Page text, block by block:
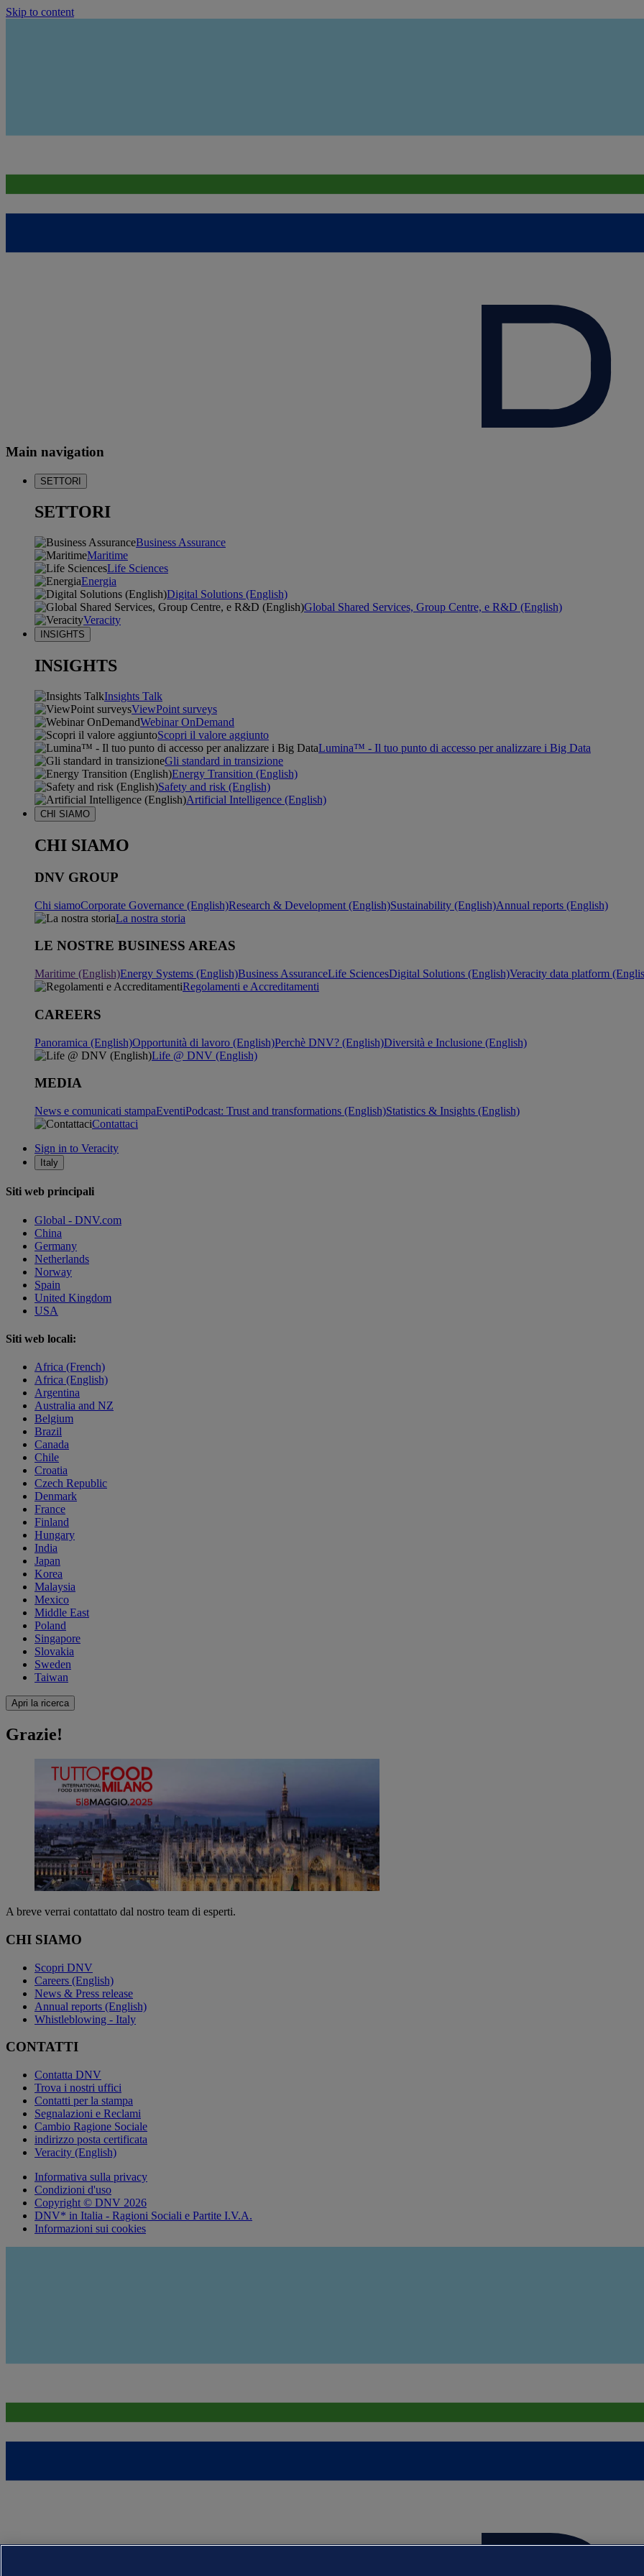
Skip to content
Main navigation
SETTORI
SETTORI
Business Assurance
Maritime
Life Sciences
Energia
Digital Solutions (English)
Global Shared Services, Group Centre, e R&D (English)
Veracity
INSIGHTS
INSIGHTS
Insights Talk
ViewPoint surveys
Webinar OnDemand
Scopri il valore aggiunto
Lumina™ - Il tuo punto di accesso per analizzare i Big Data
Gli standard in transizione
Energy Transition (English)
Safety and risk (English)
Artificial Intelligence (English)
CHI SIAMO
CHI SIAMO
DNV GROUP
Chi siamoCorporate Governance (English)Research & Development (English)Sustainability (English)Annual reports (English)
La nostra storia
LE NOSTRE BUSINESS AREAS
Maritime (English)Energy Systems (English)Business AssuranceLife SciencesDigital Solutions (English)Veracity data platform
Regolamenti e Accreditamenti
CAREERS
Panoramica (English)Opportunità di lavoro (English)Perchè DNV? (English)Diversità e Inclusione (English)
Life @ DNV (English)
MEDIA
News e comunicati stampaEventiPodcast: Trust and transformations (English)Statistics & Insights (English)
Contattaci
Sign in to Veracity
Italy
Siti web principali
Global - DNV.com
China
Germany
Netherlands
Norway
Spain
United Kingdom
USA
Siti web locali:
Africa (French)
Africa (English)
Argentina
Australia and NZ
Belgium
Brazil
Canada
Chile
Croatia
Czech Republic
Denmark
France
Finland
Hungary
India
Japan
Korea
Malaysia
Mexico
Middle East
Poland
Singapore
Slovakia
Sweden
Taiwan
Apri la ricerca
Grazie!
A breve verrai contattato dal nostro team di esperti.
CHI SIAMO
Scopri DNV
Careers (English)
News & Press release
Annual reports (English)
Whistleblowing - Italy
CONTATTI
Contatta DNV
Trova i nostri uffici
Contatti per la stampa
Segnalazioni e Reclami
Cambio Ragione Sociale
indirizzo posta certificata
Veracity (English)
Informativa sulla privacy
Condizioni d'uso
Copyright © DNV 2026
DNV* in Italia - Ragioni Sociali e Partite I.V.A.
Informazioni sui cookies